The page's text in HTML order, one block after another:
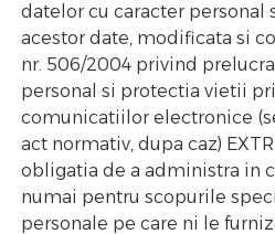
datelor cu caracter personal
acestor date, modificata si
nr. 506/2004 privind
personal si protectia vietii
comunicatiilor electronice
act normativ, dupa caz)
obligatia de a administra in
numai pentru scopurile
personale pe care ni le